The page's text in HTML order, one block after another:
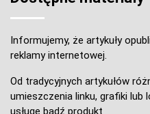
Informujemy, że artykuły
reklamy internetowej.
Od tradycyjnych artykułów
umieszczenia linku, grafiki lub
usługę bądź produkt